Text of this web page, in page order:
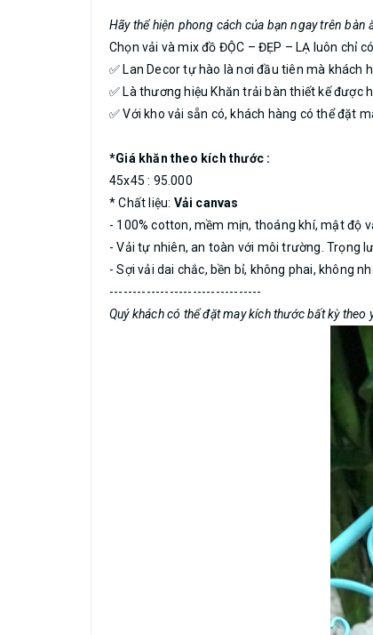
Hãy thể hiện phong cách của bạn ngay trên bàn
Chọn vải và mix đồ ĐỘC – ĐẸP – LẠ luôn chỉ
✅ Lan Decor tự hào là nơi đầu tiên mà khách
✅ Là thương hiệu Khăn trải bàn thiết kế
✅ Với kho vải sẵn có, khách hàng có thể đặt
*Giá khăn theo kích thước :
45x45 : 95.000
* Chất liệu: Vải canvas
- 100% cotton, mềm mịn, thoáng khí, mật độ
- Vải tự nhiên, an toàn với môi trường. Trọng
- Sợi vải dai chắc, bền bỉ, không phai, không
---------------------------------
Quý khách có thể đặt may kích thước bất kỳ